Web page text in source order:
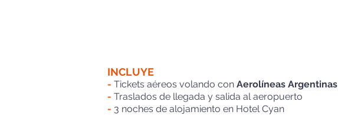
INCLUYE
- Tickets aéreos volando con Aerolíneas Argentinas
- Traslados de llegada y salida al aeropuerto
- 3 noches de alojamiento en Hotel Cyan